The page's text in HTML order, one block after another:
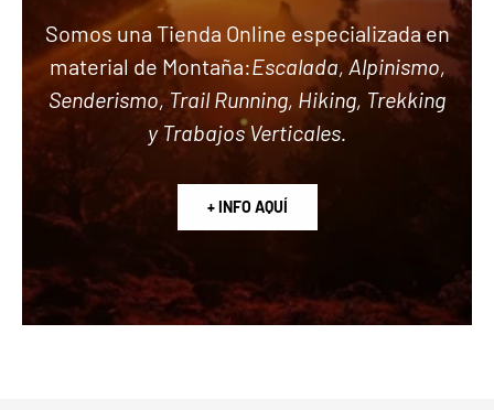
Somos una Tienda Online especializada en
material de Montaña:Escalada, Alpinismo,
Senderismo, Trail Running, Hiking, Trekking
y Trabajos Verticales.
+ INFO AQUÍ